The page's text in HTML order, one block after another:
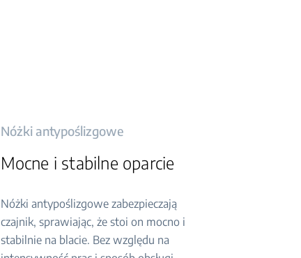
Nóżki antypoślizgowe
Mocne i stabilne oparcie
Nóżki antypoślizgowe zabezpieczają
czajnik, sprawiając, że stoi on mocno i
stabilnie na blacie. Bez względu na